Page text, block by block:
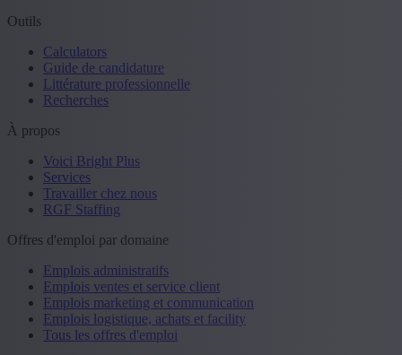
Outils
Calculators
Guide de candidature
Littérature professionnelle
Recherches
À propos
Voici Bright Plus
Services
Travailler chez nous
RGF Staffing
Offres d'emploi par domaine
Emplois administratifs
Emplois ventes et service client
Emplois marketing et communication
Emplois logistique, achats et facility
Tous les offres d'emploi